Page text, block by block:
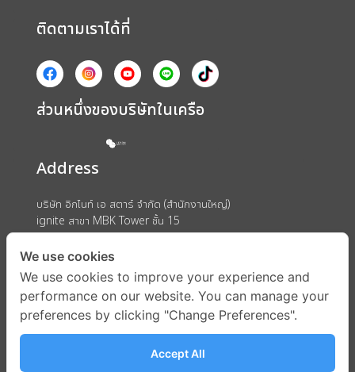
ติดตามเราได้ที่
ส่วนหนึ่งของบริษัทในเครือ
Address
บริษัท อิกไนท์ เอ สตาร์ จำกัด (สำนักงานใหญ่)
ignite สาขา MBK Tower ชั้น 15
ถนนพญาไท แขวงวังใหม่ เขตปทุมวัน กรุงเทพมหานคร 10330
We use cookies
We use cookies to improve your experience and
performance on our website. You can manage your
preferences by clicking "Change Preferences".
Accept All